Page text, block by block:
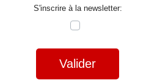
S'inscrire à la newsletter:
Valider